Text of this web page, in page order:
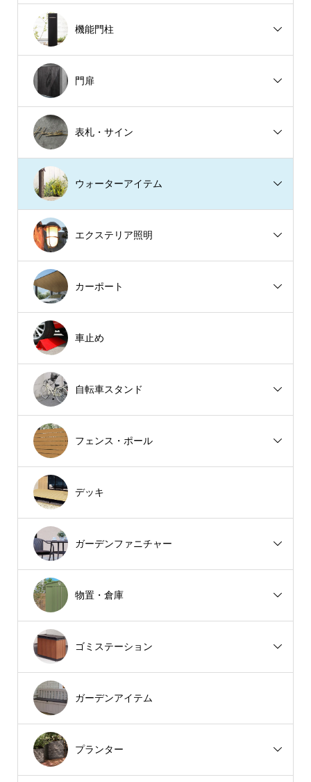
機能門柱
門扉
表札・サイン
ウォーターアイテム
エクステリア照明
カーポート
車止め
自転車スタンド
フェンス・ポール
デッキ
ガーデンファニチャー
物置・倉庫
ゴミステーション
ガーデンアイテム
プランター